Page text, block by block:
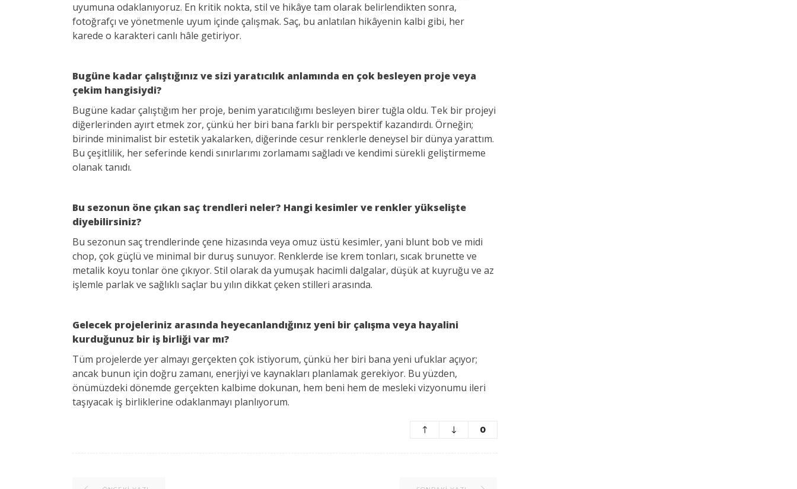
uyumuna odaklanıyoruz. En kritik nokta, stil ve hikâye tam olarak belirlendikten sonra,
fotoğrafçı ve yönetmenle uyum içinde çalışmak. Saç, bu anlatılan hikâyenin kalbi gibi, her
karede o karakteri canlı hâle getiriyor.
Bugüne kadar çalıştığınız ve sizi yaratıcılık anlamında en çok besleyen proje veya
çekim hangisiydi?
Bugüne kadar çalıştığım her proje, benim yaratıcılığımı besleyen birer tuğla oldu. Tek bir projeyi
diğerlerinden ayırt etmek zor, çünkü her biri bana farklı bir perspektif kazandırdı. Örneğin;
birinde minimalist bir estetik yakalarken, diğerinde cesur renklerle deneysel bir dünya yarattım.
Bu çeşitlilik, her seferinde kendi sınırlarımı zorlamamı sağladı ve kendimi sürekli geliştirmeme
olanak tanıdı.
Bu sezonun öne çıkan saç trendleri neler? Hangi kesimler ve renkler yükselişte
diyebilirsiniz?
Bu sezonun saç trendlerinde çene hizasında veya omuz üstü kesimler, yani blunt bob ve midi
chop, çok güçlü ve minimal bir duruş sunuyor. Renklerde ise krem tonları, sıcak brunette ve
metalik koyu tonlar öne çıkıyor. Stil olarak da yumuşak hacimli dalgalar, düşük at kuyruğu ve az
işlemle parlak ve sağlıklı saçlar bu yılın dikkat çeken stilleri arasında.
Gelecek projeleriniz arasında heyecanlandığınız yeni bir çalışma veya hayalini
kurduğunuz bir iş birliği var mı?
Tüm projelerde yer almayı gerçekten çok istiyorum, çünkü her biri bana yeni ufuklar açıyor;
ancak bunun için doğru zamanı, enerjiyi ve kaynakları planlamak gerekiyor. Bu yüzden,
önümüzdeki dönemde gerçekten kalbime dokunan, hem beni hem de mesleki vizyonumu ileri
taşıyacak iş birliklerine odaklanmayı planlıyorum.
0